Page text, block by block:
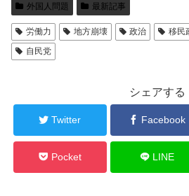
外国人問題 最新記事
労働力 地方崩壊 政治 移民
自民党
シェアする
Twitter Facebook
Pocket LINE